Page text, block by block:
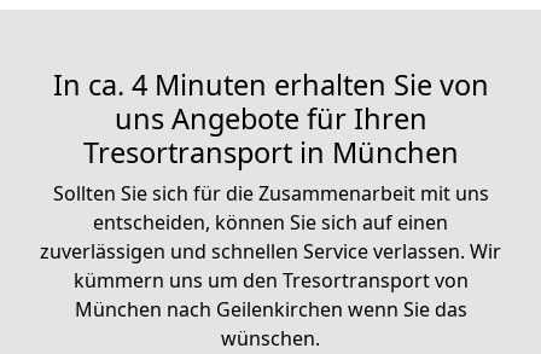
In ca. 4 Minuten erhalten Sie von
uns Angebote für Ihren
Tresortransport in München
Sollten Sie sich für die Zusammenarbeit mit uns
entscheiden, können Sie sich auf einen
zuverlässigen und schnellen Service verlassen. Wir
kümmern uns um den Tresortransport von
München nach Geilenkirchen wenn Sie das
wünschen.